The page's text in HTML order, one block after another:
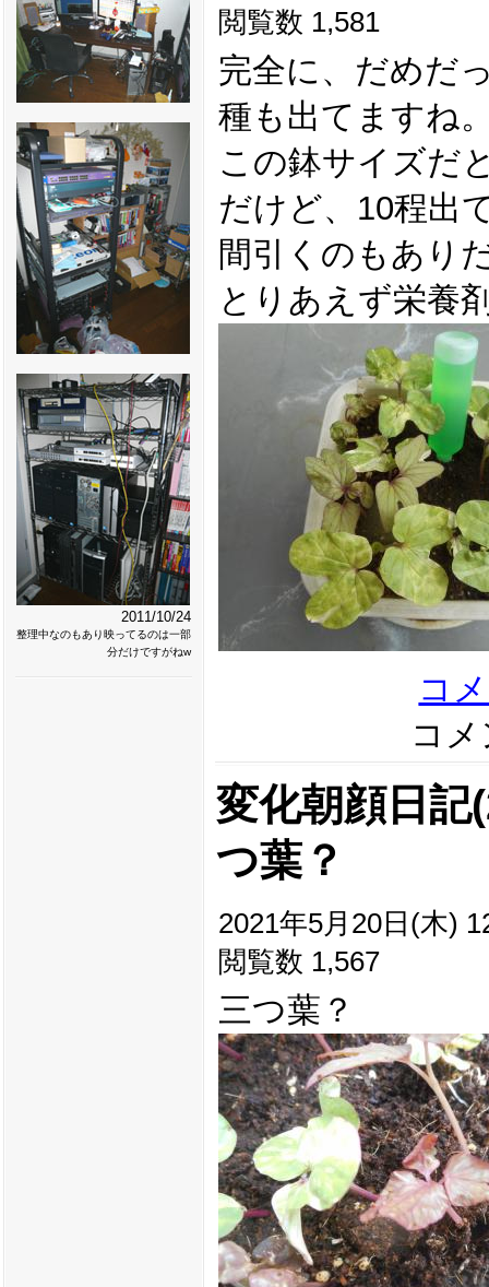
2011/10/24
整理中なのもあり映ってるのは一部
分だけですがねw
閲覧数 1,581
完全に、だめだ
種も出てますね
この鉢サイズだ
だけど、10程出
間引くのもあり
とりあえず栄養
コ
コ
変化朝顔日記
つ葉？
2021年5月20日(木)
閲覧数 1,567
三つ葉？